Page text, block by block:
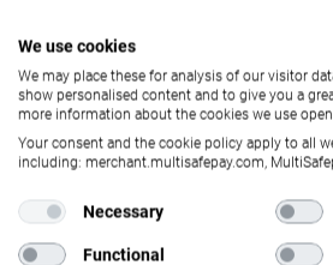
We use cookies
We may place these for analysis of our visitor
show personalised content and to give you a
more information about the cookies we use
Your consent and the cookie policy apply to all
including: merchant.multisafepay.com,
Necessary
Functional